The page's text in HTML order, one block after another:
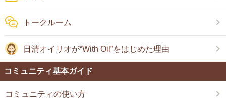
トークルーム
日清オイリオが“With Oil”をはじめた理由
コミュニティ基本ガイド
コミュニティの使い方